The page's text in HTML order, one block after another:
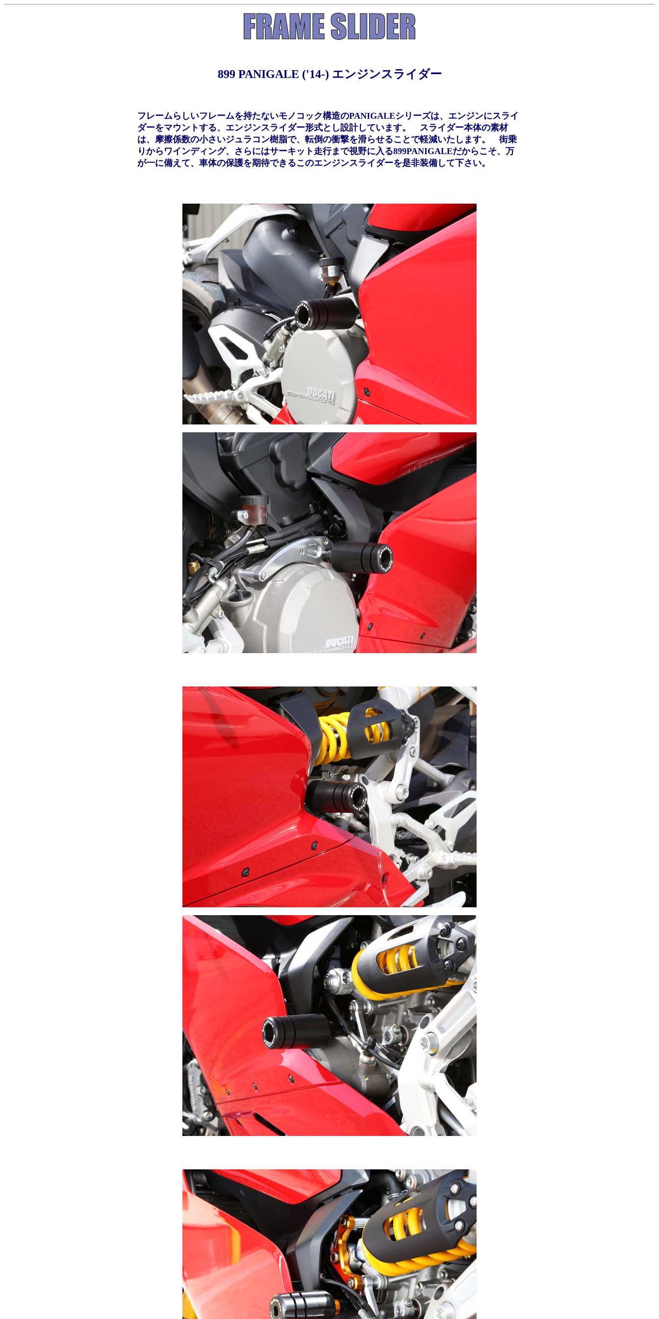
899 PANIGALE ('14-) エンジンスライダー
フレームらしいフレームを持たないモノコック構造のPANIGALEシリーズは、エンジンにスライ
ダーをマウントする、エンジンスライダー形式とし設計しています。 スライダー本体の素材
は、摩擦係数の小さいジュラコン樹脂で、転倒の衝撃を滑らせることで軽減いたします。 街乗
りからワインディング、さらにはサーキット走行まで視野に入る899PANIGALEだからこそ、万
が一に備えて、車体の保護を期待できるこのエンジンスライダーを是非装備して下さい。